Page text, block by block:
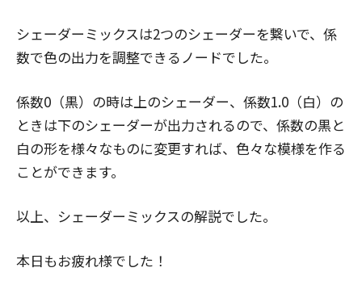
シェーダーミックスは2つのシェーダーを繋いで、係
数で色の出力を調整できるノードでした。
係数0（黒）の時は上のシェーダー、係数1.0（白）の
ときは下のシェーダーが出力されるので、係数の黒と
白の形を様々なものに変更すれば、色々な模様を作る
ことができます。
以上、シェーダーミックスの解説でした。
本日もお疲れ様でした！